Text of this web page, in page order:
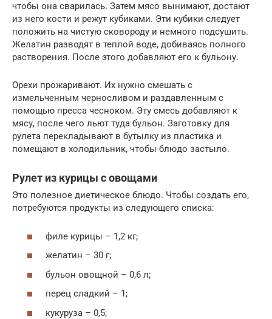
чтобы она сварилась. Затем мясо вынимают, достают
из него кости и режут кубиками. Эти кубики следует
положить на чистую сковороду и немного подсушить.
Желатин разводят в теплой воде, добиваясь полного
растворения. После этого добавляют его к бульону.
Орехи прожаривают. Их нужно смешать с
измельченным черносливом и раздавленным с
помощью пресса чесноком. Эту смесь добавляют к
мясу, после чего льют туда бульон. Заготовку для
рулета перекладывают в бутылку из пластика и
помещают в холодильник, чтобы блюдо застыло.
Рулет из курицы с овощами
Это полезное диетическое блюдо. Чтобы создать его,
потребуются продукты из следующего списка:
филе курицы – 1,2 кг;
желатин – 30 г;
бульон овощной – 0,6 л;
перец сладкий – 1;
кукуруза – 0,5;